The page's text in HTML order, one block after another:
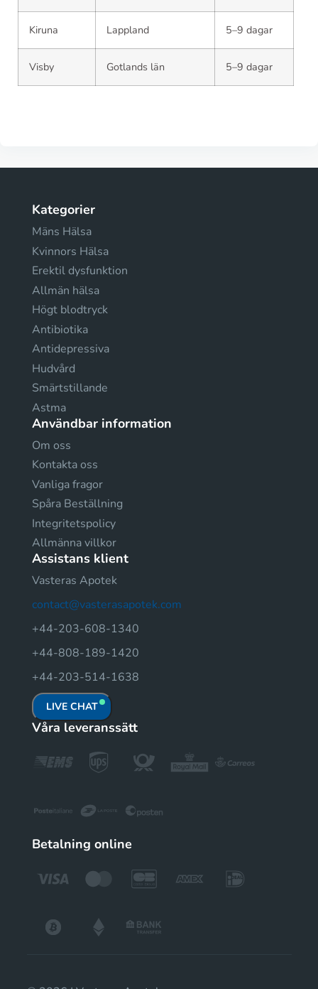
Kiruna Lappland 5–9 dagar
Visby Gotlands län 5–9 dagar
Kategorier
Mäns Hälsa
Kvinnors Hälsa
Erektil dysfunktion
Allmän hälsa
Högt blodtryck
Antibiotika
Antidepressiva
Hudvård
Smärtstillande
Astma
Användbar information
Om oss
Kontakta oss
Vanliga fragor
Spåra Beställning
Integritetspolicy
Allmänna villkor
Assistans klient
Vasteras Apotek
contact@vasterasapotek.com
+44-203-608-1340
+44-808-189-1420
+44-203-514-1638
LIVE CHAT
Våra leveranssätt
Betalning online